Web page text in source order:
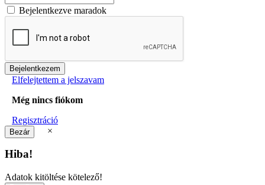
Bejelentkezve maradok
Elfelejtettem a jelszavam
Még nincs fiókom
Regisztráció
×
Hiba!
Adatok kitöltése kötelező!